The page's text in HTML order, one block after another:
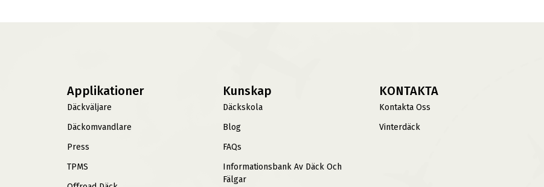
Applikationer
Däckväljare
Däckomvandlare
Press
TPMS
Kunskap
Däckskola
Blog
FAQs
Informationsbank Av Däck Och
Fälgar
KONTAKTA
Kontakta Oss
Vinterdäck